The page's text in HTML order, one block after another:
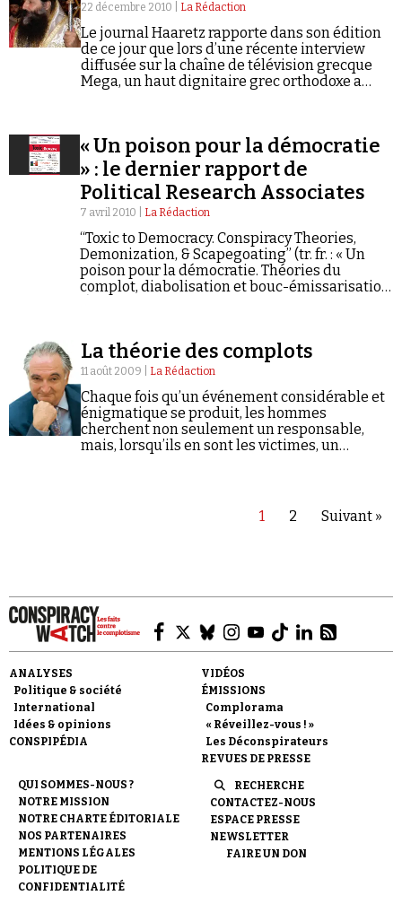
22 décembre 2010 | La Rédaction
Le journal Haaretz rapporte dans son édition
de ce jour que lors d’une récente interview
diffusée sur la chaîne de télévision grecque
Mega, un haut dignitaire grec orthodoxe a
« Un poison pour la démocratie
» : le dernier rapport de
Political Research Associates
7 avril 2010 | La Rédaction
“Toxic to Democracy. Conspiracy Theories,
Demonization, & Scapegoating” (tr. fr. : « Un
poison pour la démocratie. Théories du
complot, diabolisation et bouc-émissarisation
La théorie des complots
11 août 2009 | La Rédaction
Chaque fois qu’un événement considérable et
énigmatique se produit, les hommes
cherchent non seulement un responsable,
mais, lorsqu’ils en sont les victimes, un
1 2 Suivant »
ANALYSES
Politique & société
International
Idées & opinions
CONSPIPÉDIA
VIDÉOS
ÉMISSIONS
Complorama
« Réveillez-vous ! »
Les Déconspirateurs
REVUES DE PRESSE
QUI SOMMES-NOUS ?
NOTRE MISSION
NOTRE CHARTE ÉDITORIALE
NOS PARTENAIRES
MENTIONS LÉGALES
POLITIQUE DE
CONFIDENTIALITÉ
RECHERCHE
CONTACTEZ-NOUS
ESPACE PRESSE
NEWSLETTER
FAIRE UN DON